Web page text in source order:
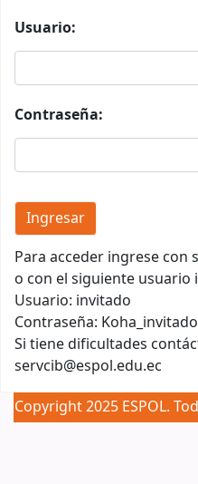
Usuario:
Contraseña:
Para acceder ingrese con
o con el siguiente usuario
Usuario: invitado
Contraseña:
Si tiene dificultades
servcib@espol.edu.ec
Copyright 2025 ESPOL.